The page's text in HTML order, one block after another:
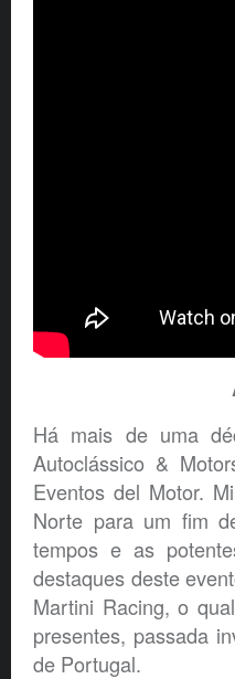
Há mais de uma
Autoclássico &
Eventos del Motor.
Norte para um fim
tempos e as
destaques deste
Martini Racing, o
presentes, passada
de Portugal.